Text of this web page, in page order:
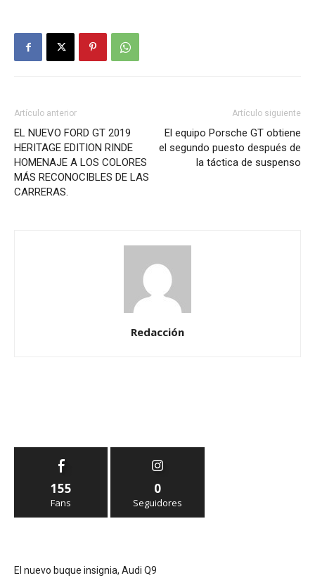
Artículo anterior
EL NUEVO FORD GT 2019
HERITAGE EDITION RINDE
HOMENAJE A LOS COLORES
MÁS RECONOCIBLES DE LAS
CARRERAS.
Artículo siguiente
El equipo Porsche GT obtiene
el segundo puesto después de
la táctica de suspenso
Redacción
155
Fans
0
Seguidores
El nuevo buque insignia, Audi Q9